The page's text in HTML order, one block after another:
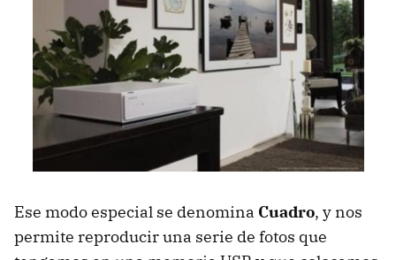
Ese modo especial se denomina Cuadro, y nos
permite reproducir una serie de fotos que